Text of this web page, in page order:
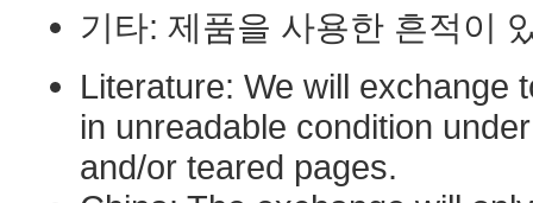
기타: 제품을 사용한 흔적이
Literature: We will exchange
in unreadable condition
and/or teared pages.